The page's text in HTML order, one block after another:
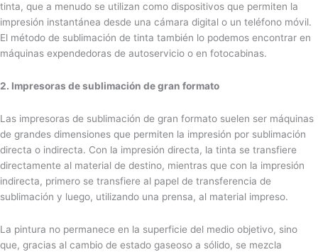
tinta, que a menudo se utilizan como dispositivos que permiten la
impresión instantánea desde una cámara digital o un teléfono móvil.
El método de sublimación de tinta también lo podemos encontrar en
máquinas expendedoras de autoservicio o en fotocabinas.
2. Impresoras de sublimación de gran formato
Las impresoras de sublimación de gran formato suelen ser máquinas
de grandes dimensiones que permiten la impresión por sublimación
directa o indirecta. Con la impresión directa, la tinta se transfiere
directamente al material de destino, mientras que con la impresión
indirecta, primero se transfiere al papel de transferencia de
sublimación y luego, utilizando una prensa, al material impreso.
La pintura no permanece en la superficie del medio objetivo, sino
que, gracias al cambio de estado gaseoso a sólido, se mezcla